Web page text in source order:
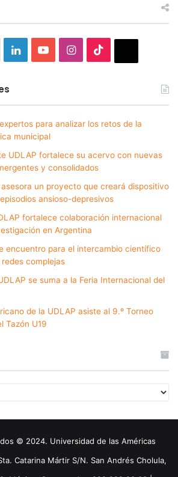
LinkedInYouTubeInstagram
para analizar los retos de la
municipal
UDLAP fortalece su acervo con nuevas
y consolidados
un proyecto que creará dispositivo
ansioso-depresivos
fortalece colaboración internacional
en Argentina
encuentro para el intercambio científico
complejas
se suma a la Feria Internacional del
de la UDLAP asiste al 9.º Torneo
Tazón U19
© 2024. Universidad de las Américas
Catarina Mártir S/N. San Andrés Cholula,